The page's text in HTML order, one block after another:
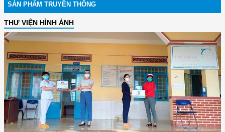
SẢN PHẨM TRUYỀN THÔNG
THƯ VIỆN HÌNH ẢNH